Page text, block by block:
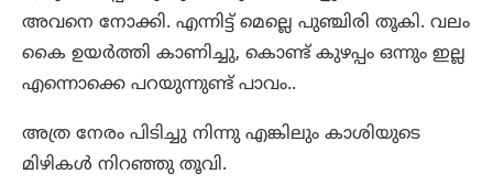
അവനെ നോക്കി. എന്നിട്ട് മെല്ലെ പുഞ്ചിരി തൂകി. വലം
കൈ ഉയർത്തി കാണിച്ചു, കൊണ്ട് കുഴപ്പം ഒന്നും ഇല്ല
എന്നൊക്കെ പറയുന്നുണ്ട് പാവം..
അത്ര നേരം പിടിച്ചു നിന്നു എങ്കിലും കാശിയുടെ
മിഴികൾ നിറഞ്ഞു തൂവി.